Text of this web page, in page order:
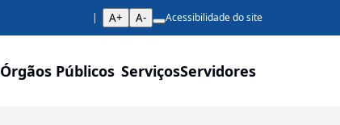
A+ A- Acessibilidade do site
Órgãos Públicos ServiçosServidores